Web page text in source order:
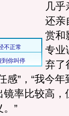
几
还亲
赏和
专业
弃了
感”，“我今
率比较高，
”